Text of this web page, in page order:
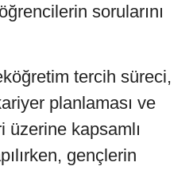
sorularını
tercih süreci,
planlaması ve
üzerine kapsamlı
gençlerin